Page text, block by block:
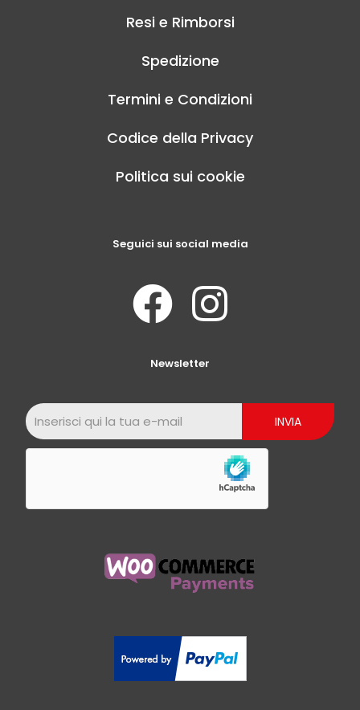
Resi e Rimborsi
Spedizione
Termini e Condizioni
Codice della Privacy
Politica sui cookie
Seguici sui social media
Newsletter